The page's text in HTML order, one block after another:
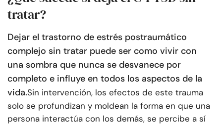
tratar?
Dejar el trastorno de estrés postraumático
complejo sin tratar puede ser como vivir con
una sombra que nunca se desvanece por
completo e influye en todos los aspectos de la
vida.Sin intervención, los efectos de este trauma
solo se profundizan y moldean la forma en que una
persona interactúa con los demás, se percibe a sí